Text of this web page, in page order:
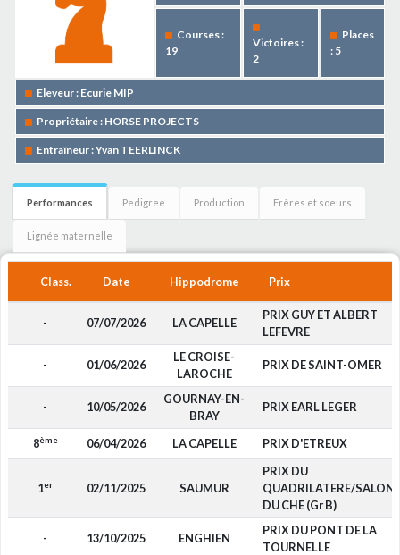
Courses :
19
Victoires :
2
Places
: 5
Eleveur : Ecurie MIP
Propriétaire : HORSE PROJECTS
Entraîneur : Yvan TEERLINCK
Performances Pedigree Production Frères et soeurs
Lignée maternelle
Class. Date Hippodrome Prix
- 07/07/2026 LA CAPELLE
PRIX GUY ET ALBERT
LEFEVRE
- 01/06/2026
LE CROISE-
LAROCHE
PRIX DE SAINT-OMER
- 10/05/2026
GOURNAY-EN-
BRAY
PRIX EARL LEGER
8ème 06/04/2026 LA CAPELLE PRIX D'ETREUX
1er 02/11/2025 SAUMUR
PRIX DU
QUADRILATERE/SALON
DU CHE (Gr B)
- 13/10/2025 ENGHIEN
PRIX DU PONT DE LA
TOURNELLE